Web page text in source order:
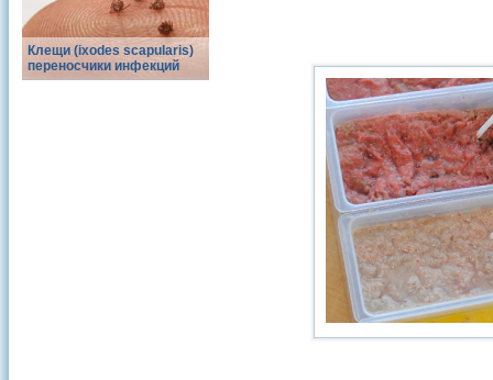
Клещи (ixodes scapularis)
переносчики инфекций